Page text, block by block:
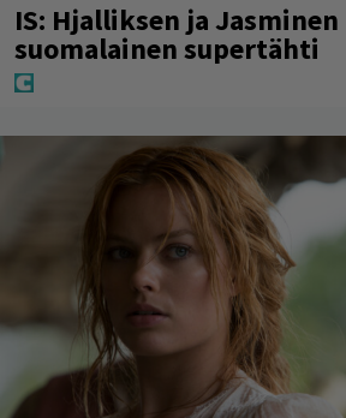
IS: Hjalliksen ja Jasminen
suomalainen supertähti